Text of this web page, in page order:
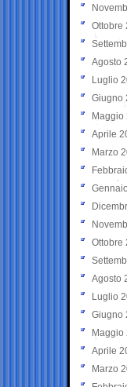
Ottobre
Agosto
Luglio
Giugno
Maggio
Aprile
Marzo
Ottobre
Agosto
Luglio
Giugno
Maggio
Aprile
Marzo